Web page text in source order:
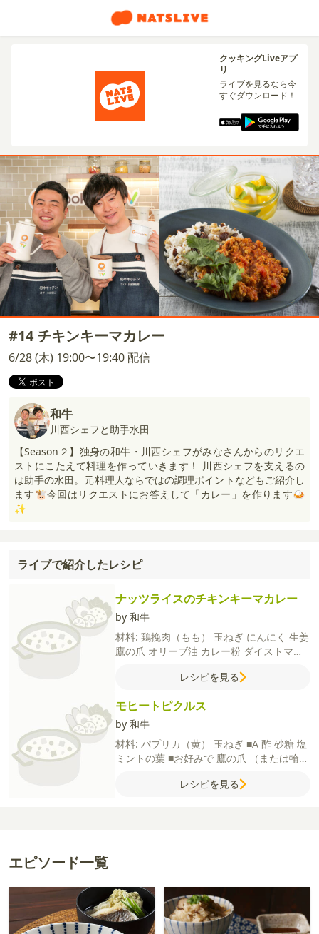
クッキングLiveアプ
リ
ライブを見るなら今
すぐダウンロード！
#14 チキンキーマカレー
6/28 (木) 19:00〜19:40 配信
和牛
川西シェフと助手水田
【Season２】独身の和牛・川西シェフがみなさんからのリクエ
ストにこたえて料理を作っていきます！ 川西シェフを支えるの
は助手の水田。元料理人ならではの調理ポイントなどもご紹介し
ます🐮今回はリクエストにお答えして「カレー」を作ります🍛
✨
ライブで紹介したレシピ
ナッツライスのチキンキーマカレー
by 和牛
材料: 鶏挽肉（もも） 玉ねぎ にんにく 生姜
鷹の爪 オリーブ油 カレー粉 ダイストマト
生姜すりおろしパクチー（お好みで）
ン
レシピを見る
モヒートピクルス
by 和牛
材料: パプリカ（黄） 玉ねぎ ■A 酢 砂糖 塩
ミントの葉 ■お好みで 鷹の爪
（または輪切
レシピを見る
エピソード一覧